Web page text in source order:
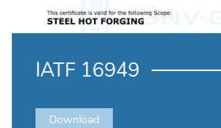
IATF 16949
Download